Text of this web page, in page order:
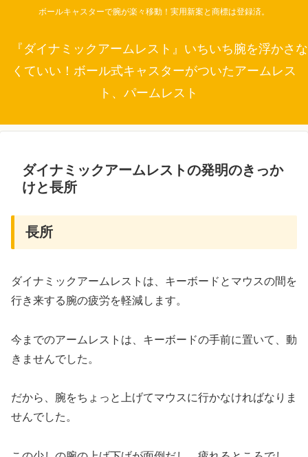
ボールキャスターで腕が楽々移動！実用新案と商標は登録済。
『ダイナミックアームレスト』いちいち腕を浮かさな
くていい！ボール式キャスターがついたアームレス
ト、パームレスト
ダイナミックアームレストの発明のきっか
けと長所
長所
ダイナミックアームレストは、キーボードとマウスの間を
行き来する腕の疲労を軽減します。
今までのアームレストは、キーボードの手前に置いて、動
きませんでした。
だから、腕をちょっと上げてマウスに行かなければなりま
せんでした。